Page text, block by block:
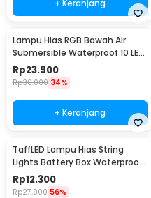
+ Keranjang
Lampu Hias RGB Bawah Air
Submersible Waterproof 10 LED
with Remote - 13017
Rp23.900
Rp36.000 34%
+ Keranjang
TaffLED Lampu Hias String
Lights Battery Box Waterproof
50 LED 5M - G5
Rp12.300
Rp27.900 56%